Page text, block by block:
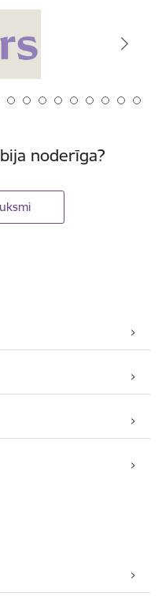
noderīga?